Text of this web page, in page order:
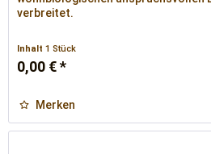
verbreitet.
Inhalt1 Stück
0,00 € *
Merken